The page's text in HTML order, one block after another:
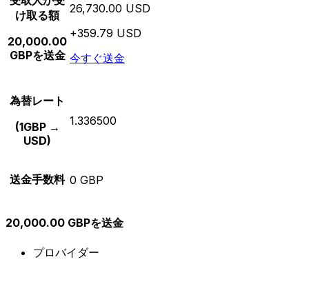
け取る額
20,000.00
GBPを送金
26,730.00 USD
+359.79 USD
今すぐ送金
為替レート
(1GBP →
USD)
1.336500
送金手数料 0 GBP
20,000.00 GBPを送金
プロバイダー